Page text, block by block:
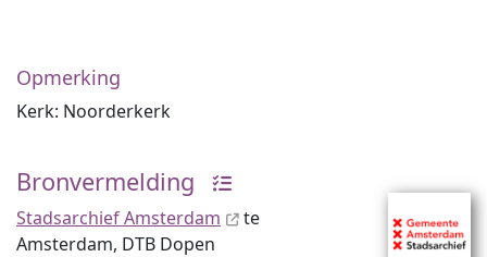
Opmerking
Kerk: Noorderkerk
Bronvermelding
Stadsarchief Amsterdam
te
Amsterdam, DTB Dopen